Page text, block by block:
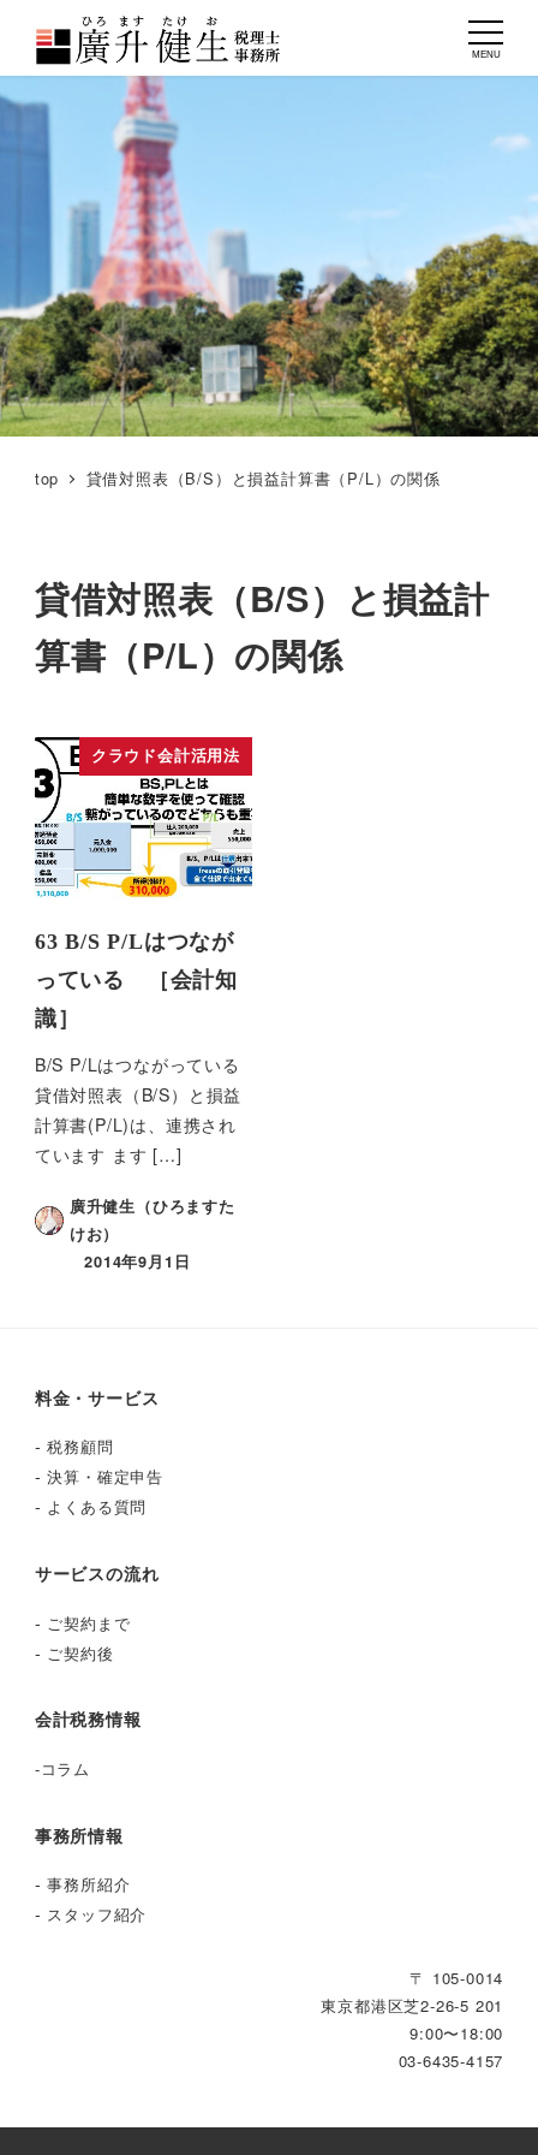
MENU
top 貸借対照表（B/S）と損益計算書（P/L）の関係
貸借対照表（B/S）と損益計
算書（P/L）の関係
クラウド会計活用法
63 B/S P/Lはつなが
っている ［会計知
識］
B/S P/Lはつながっている
貸借対照表（B/S）と損益
計算書(P/L)は、連携され
ています ます […]
廣升健生（ひろますた
けお）
2014年9月1日
料金・サービス
-税務顧問
-決算・確定申告
- よくある質問
サービスの流れ
- ご契約まで
- ご契約後
会計税務情報
-コラム
事務所情報
-事務所紹介
- スタッフ紹介
〒 105-0014
東京都港区芝2‐26‐5 201
9:00〜18:00
03-6435-4157